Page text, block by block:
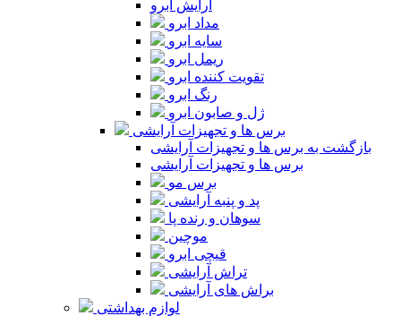
آرایش ابرو
مداد ابرو
سایه ابرو
ریمل ابرو
تقویت کننده ابرو
رنگ ابرو
ژل و صابون ابرو
برس ها و تجهیزات آرایشی
بازگشت به برس ها و تجهیزات آرایشی
برس ها و تجهیزات آرایشی
برس مو
پد و پنبه آرایشی
سوهان و رنده پا
موچین
قیچی ابرو
تراش آرایشی
براش های آرایشی
لوازم بهداشتی